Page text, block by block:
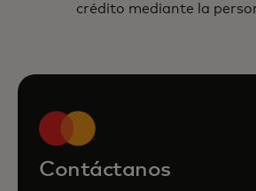
crédito mediante la
Contáctanos